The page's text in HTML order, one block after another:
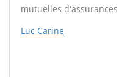
mutuelles d'assurances
Luc Carine